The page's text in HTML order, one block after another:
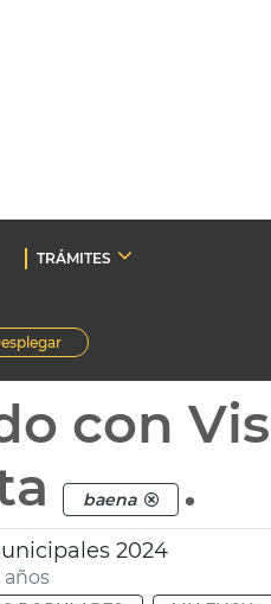
TRÁMITES
con
baena .
2024